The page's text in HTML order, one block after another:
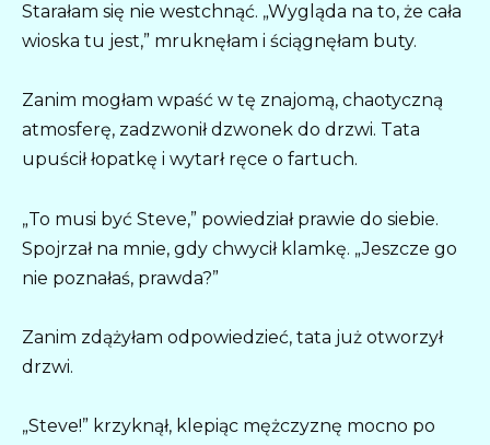
Starałam się nie westchnąć. „Wygląda na to, że cała
wioska tu jest,” mruknęłam i ściągnęłam buty.
Zanim mogłam wpaść w tę znajomą, chaotyczną
atmosferę, zadzwonił dzwonek do drzwi. Tata
upuścił łopatkę i wytarł ręce o fartuch.
„To musi być Steve,” powiedział prawie do siebie.
Spojrzał na mnie, gdy chwycił klamkę. „Jeszcze go
nie poznałaś, prawda?”
Zanim zdążyłam odpowiedzieć, tata już otworzył
drzwi.
„Steve!” krzyknął, klepiąc mężczyznę mocno po